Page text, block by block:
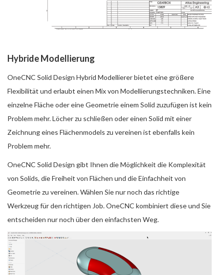
Hybride Modellierung
OneCNC Solid Design Hybrid Modellierer bietet eine größere
Flexibilität und erlaubt einen Mix von Modellierungstechniken. Eine
einzelne Fläche oder eine Geometrie einem Solid zuzufügen ist kein
Problem mehr. Löcher zu schließen oder einen Solid mit einer
Zeichnung eines Flächenmodels zu vereinen ist ebenfalls kein
Problem mehr.
OneCNC Solid Design gibt Ihnen die Möglichkeit die Komplexität
von Solids, die Freiheit von Flächen und die Einfachheit von
Geometrie zu vereinen. Wählen Sie nur noch das richtige
Werkzeug für den richtigen Job. OneCNC kombiniert diese und Sie
entscheiden nur noch über den einfachsten Weg.